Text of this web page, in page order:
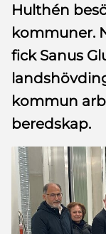
Hulthén
kommuner.
fick Sanus
kommun
beredskap.